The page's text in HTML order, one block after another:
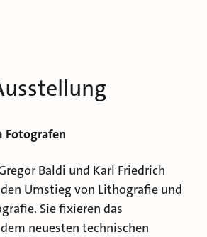
Fotografen
Baldi und Karl Friedrich
Umstieg von Lithografie und
Sie fixieren das
neuesten technischen